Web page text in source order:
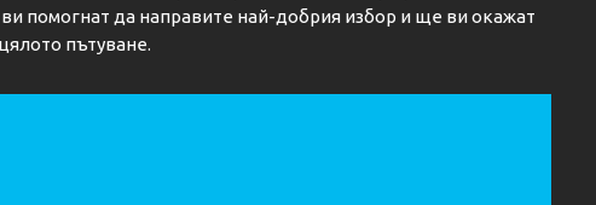
помогнат да направите най-добрия избор и ще ви окажат
пътуване.